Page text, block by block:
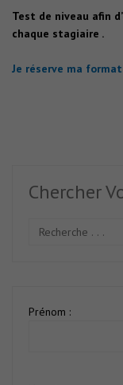
Test de niveau afin
chaque stagiaire .
Je réserve ma
Chercher
Prénom :